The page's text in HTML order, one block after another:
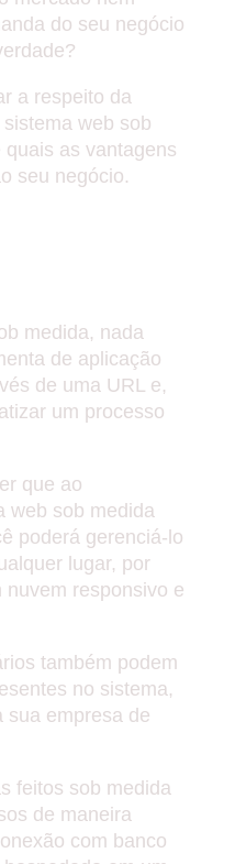
do seu negócio
a respeito da
web sob
as vantagens
seu negócio.
medida, nada
de aplicação
de uma URL e,
um processo
que ao
web sob medida
poderá gerenciá-lo
lugar, por
responsivo e
também podem
no sistema,
sua empresa de
feitos sob medida
de maneira
com banco